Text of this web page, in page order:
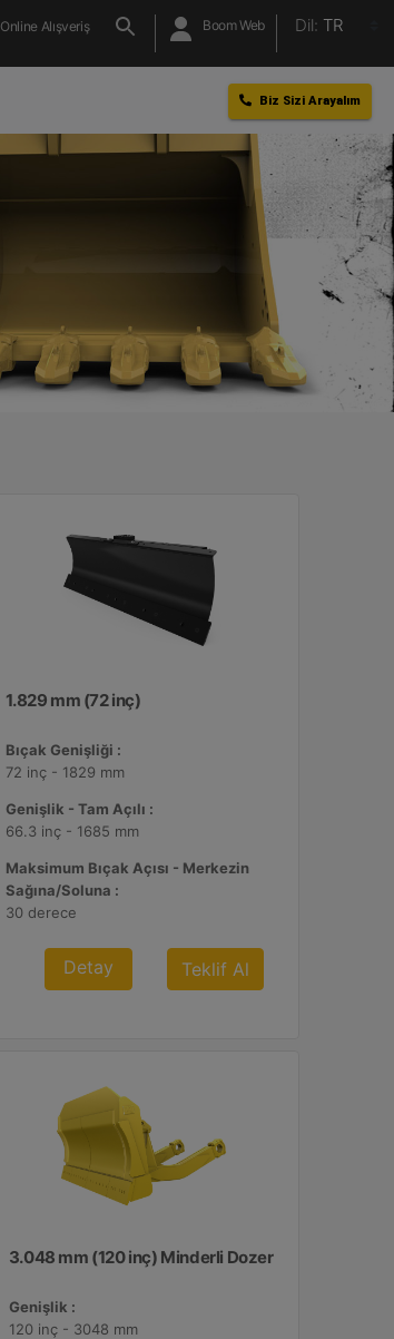
Online Alışveriş Boom Web Dil: TR
Biz Sizi Arayalım
1.829 mm (72 inç)
Bıçak Genişliği :
72 inç - 1829 mm
Genişlik - Tam Açılı :
66.3 inç - 1685 mm
Maksimum Bıçak Açısı - Merkezin
Sağına/Soluna :
30 derece
Detay Teklif Al
3.048 mm (120 inç) Minderli Dozer
Genişlik :
120 inç - 3048 mm